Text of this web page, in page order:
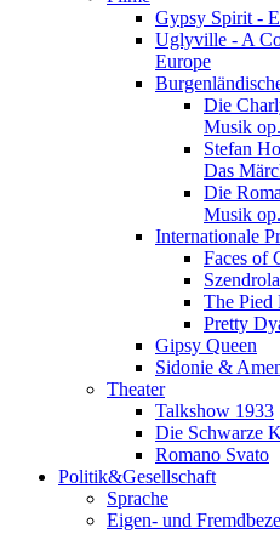
Gypsy Spirit -
Uglyville - A
Europe
Die
Musik
Stefan
Das
Die
Musik
Internationale
Faces of
The Pied
Pretty
Gipsy Queen
Sidonie &
Theater
Talkshow 1933
Die Schwarze
Romano Svato
Politik&Gesellschaft
Sprache
Eigen- und